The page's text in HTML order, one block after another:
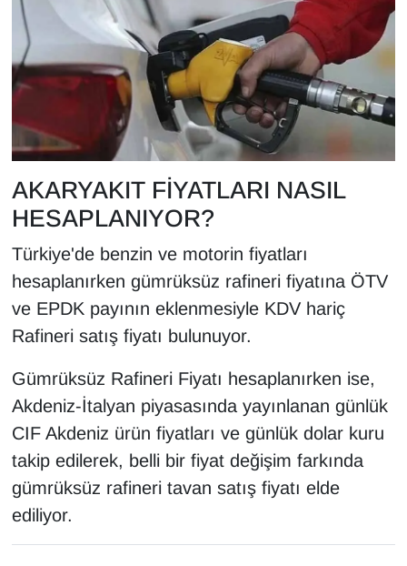
AKARYAKIT FİYATLARI NASIL
HESAPLANIYOR?
Türkiye'de benzin ve motorin fiyatları
hesaplanırken gümrüksüz rafineri fiyatına ÖTV
ve EPDK payının eklenmesiyle KDV hariç
Rafineri satış fiyatı bulunuyor.
Gümrüksüz Rafineri Fiyatı hesaplanırken ise,
Akdeniz-İtalyan piyasasında yayınlanan günlük
CIF Akdeniz ürün fiyatları ve günlük dolar kuru
takip edilerek, belli bir fiyat değişim farkında
gümrüksüz rafineri tavan satış fiyatı elde
ediliyor.